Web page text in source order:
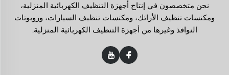
نحن متخصصون في إنتاج أجهزة التنظيف الكهربائية المنزلية،
ومكنسات تنظيف الأرائك، ومكنسات تنظيف السيارات، وروبوتات
النوافذ وغيرها من أجهزة التنظيف الكهربائية المنزلية.